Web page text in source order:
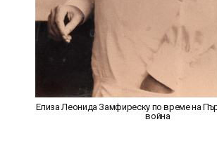
Елиза Леонида Замфиреску по време на
война